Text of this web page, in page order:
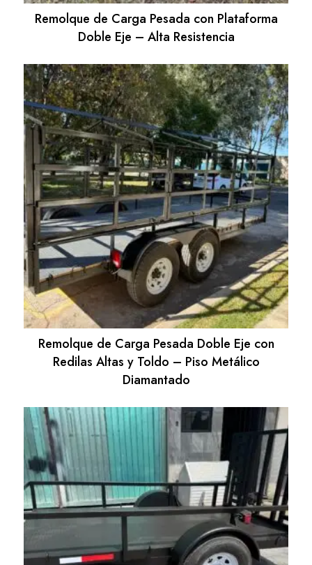
Remolque de Carga Pesada con Plataforma
Doble Eje – Alta Resistencia
Remolque de Carga Pesada Doble Eje con
Redilas Altas y Toldo – Piso Metálico
Diamantado